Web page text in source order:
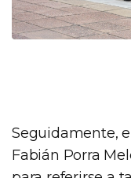
Seguidamente,
Fabián Porra